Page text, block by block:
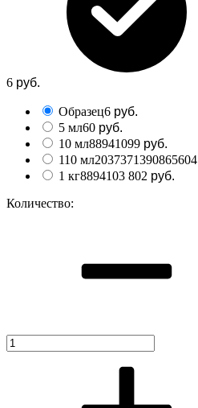
6 руб.
Образец6 руб.
5 мл60 руб.
10 мл88941099 руб.
110 мл2037371390865604
1 кг8894103 802 руб.
Количество: